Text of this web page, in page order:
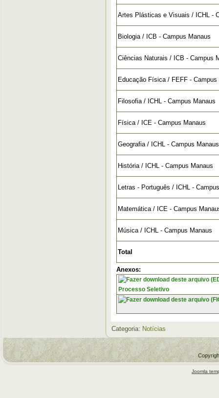
Artes Plásticas e Visuais / ICHL -
Biologia / ICB - Campus Manaus
Ciências Naturais / ICB - Campus
Educação Física / FEFF - Campus
Filosofia / ICHL - Campus Manaus
Física / ICE - Campus Manaus
Geografia / ICHL - Campus Manaus
História / ICHL - Campus Manaus
Letras - Português / ICHL -
Matemática / ICE - Campus
Música / ICHL - Campus Manaus
Total
Anexos:
Processo Seletivo
Categoria: Notícias
Joomla